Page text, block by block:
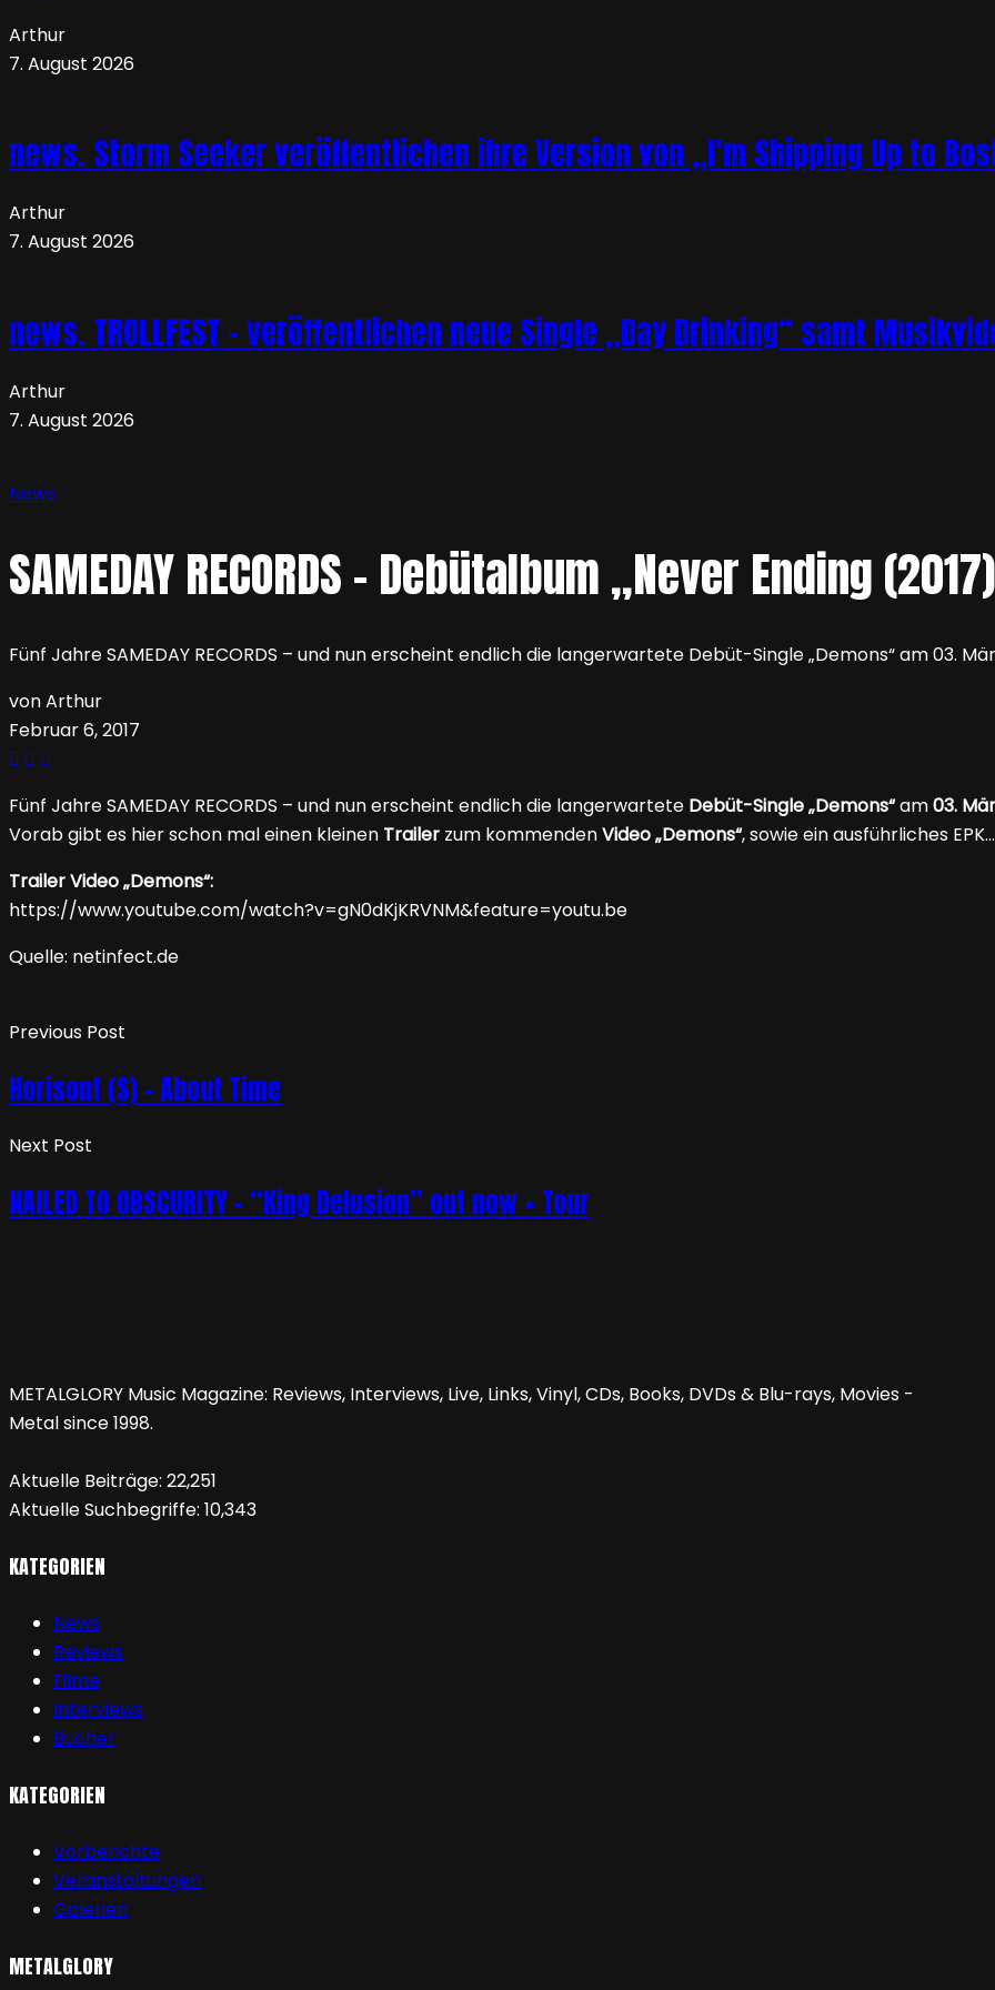
Arthur
7. August 2026
news. Storm Seeker veröffentlichen ihre Version von „I’m Shipping Up to
Arthur
7. August 2026
news. TROLLFEST – veröffentlichen neue Single „Day Drinking“ samt
Arthur
7. August 2026
News
SAMEDAY RECORDS – Debütalbum „Never Ending
Fünf Jahre SAMEDAY RECORDS – und nun erscheint endlich die langerwartete Debüt-Single „Demons“ am 03.
von Arthur
Februar 6, 2017
Fünf Jahre SAMEDAY RECORDS – und nun erscheint endlich die langerwartete Debüt-Single „Demons“am03.
Vorab gibt es hier schon mal einen kleinen Trailer zum kommendenVideo„Demons“, sowie ein ausführliches EPK…
Trailer Video „Demons“:
https://www.youtube.com/watch?v=gN0dKjKRVNM&feature=youtu.be
Quelle: netinfect.de
Previous Post
Horisont (S) – About Time
Next Post
NAILED TO OBSCURITY – “King Delusion” out now + Tour
METALGLORY Music Magazine: Reviews, Interviews, Live, Links, Vinyl, CDs, Books, DVDs & Blu-rays, Movies -
Metal since 1998.
Aktuelle Beiträge: 22,251
Aktuelle Suchbegriffe: 10,343
KATEGORIEN
News
Reviews
Filme
Interviews
Bücher
KATEGORIEN
Vorberichte
Veranstaltungen
Galerien
METALGLORY